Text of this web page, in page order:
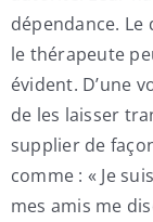
dépendance.
le thérapeute
évident. D’une
de les laisser
supplier de
comme : « Je
mes amis me